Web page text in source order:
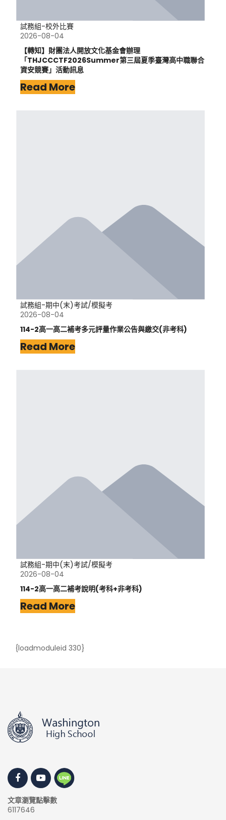
試務組-校外比賽
2026-08-04
【轉知】財團法人開放文化基金會辦理
「THJCCCTF2026Summer第三屆夏季臺灣高中職聯合
資安競賽」活動訊息
Read More
試務組-期中(末)考試/模擬考
2026-08-04
114-2高一高二補考多元評量作業公告與繳交(非考科)
Read More
試務組-期中(末)考試/模擬考
2026-08-04
114-2高一高二補考說明(考科+非考科)
Read More
{loadmoduleid 330}
文章瀏覽點擊數
6117646